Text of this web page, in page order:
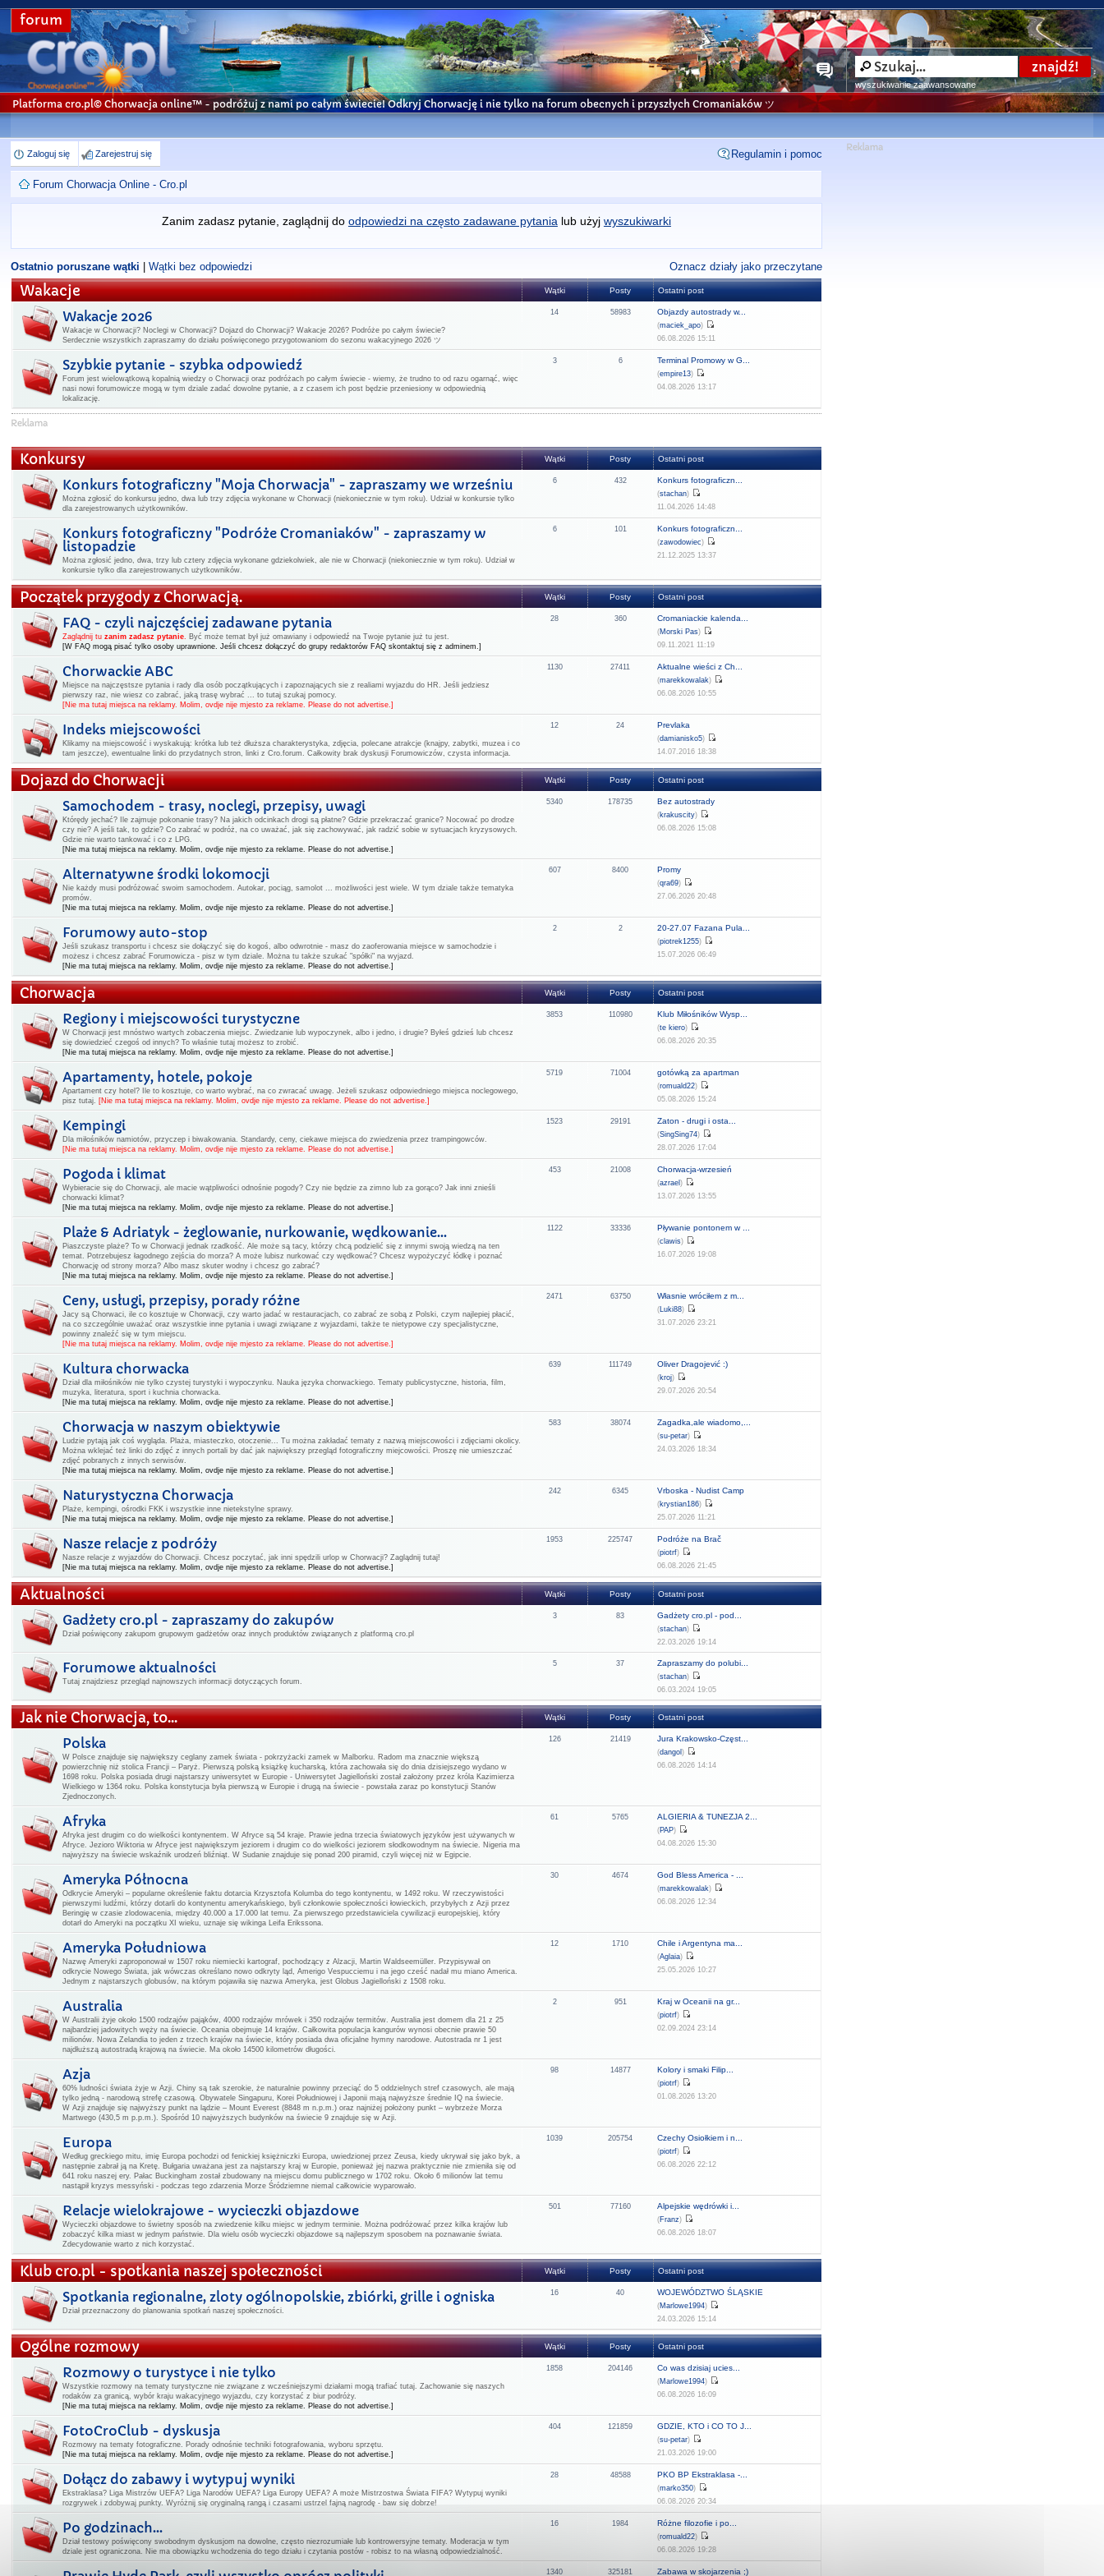
forum
wyszukiwanie zaawansowane
Platforma cro.pl© Chorwacja online™ - podróżuj z nami po całym świecie! Odkryj Chorwację i nie tylko na forum obecnych i przyszłych Cromaniaków ツ
Zaloguj się Zarejestruj się Regulamin i pomoc
Forum Chorwacja Online - Cro.pl
Zanim zadasz pytanie, zaglądnij do odpowiedzi na często zadawane pytania lub użyj wyszukiwarki
Ostatnio poruszane wątki |Wątki bez odpowiedzi Oznacz działy jako przeczytane
Wakacje Wątki Posty Ostatni post
Wakacje 2026
Wakacje w Chorwacji? Noclegi w Chorwacji? Dojazd do Chorwacji? Wakacje 2026? Podróże po całym świecie?
Serdecznie wszystkich zapraszamy do działu poświęconego przygotowaniom do sezonu wakacyjnego 2026 ツ
14 58983 Objazdy autostrady w...
(maciek_apo)
06.08.2026 15:11
Szybkie pytanie - szybka odpowiedź
Forum jest wielowątkową kopalnią wiedzy o Chorwacji oraz podróżach po całym świecie - wiemy, że trudno to od razu ogarnąć, więc
nasi nowi forumowicze mogą w tym dziale zadać dowolne pytanie, a z czasem ich post będzie przeniesiony w odpowiednią
lokalizację.
3 6 Terminal Promowy w G...
(empire13)
04.08.2026 13:17
Konkursy Wątki Posty Ostatni post
Konkurs fotograficzny "Moja Chorwacja" - zapraszamy we wrześniu
Można zgłosić do konkursu jedno, dwa lub trzy zdjęcia wykonane w Chorwacji (niekoniecznie w tym roku). Udział w konkursie tylko
dla zarejestrowanych użytkowników.
6 432 Konkurs fotograficzn...
(stachan)
11.04.2026 14:48
Konkurs fotograficzny "Podróże Cromaniaków" - zapraszamy w
listopadzie
Można zgłosić jedno, dwa, trzy lub cztery zdjęcia wykonane gdziekolwiek, ale nie w Chorwacji (niekoniecznie w tym roku). Udział w
konkursie tylko dla zarejestrowanych użytkowników.
6 101 Konkurs fotograficzn...
(zawodowiec)
21.12.2025 13:37
Początek przygody z Chorwacją. Wątki Posty Ostatni post
FAQ - czyli najczęściej zadawane pytania
Zaglądnij tuzanim zadasz pytanie. Być może temat był już omawiany i odpowiedź na Twoje pytanie już tu jest.
[W FAQ mogą pisać tylko osoby uprawnione. Jeśli chcesz dołączyć do grupy redaktorów FAQ skontaktuj się z adminem.]
28 360 Cromaniackie kalenda...
(Morski Pas)
09.11.2021 11:19
Chorwackie ABC
Miejsce na najczęstsze pytania i rady dla osób początkujących i zapoznających sie z realiami wyjazdu do HR. Jeśli jedziesz
pierwszy raz, nie wiesz co zabrać, jaką trasę wybrać ... to tutaj szukaj pomocy.
[Nie ma tutaj miejsca na reklamy. Molim, ovdje nije mjesto za reklame. Please do not advertise.]
1130 27411 Aktualne wieści z Ch...
(marekkowalak)
06.08.2026 10:55
Indeks miejscowości
Klikamy na miejscowość i wyskakują: krótka lub też dłuższa charakterystyka, zdjęcia, polecane atrakcje (knajpy, zabytki, muzea i co
tam jeszcze), ewentualne linki do przydatnych stron, linki z Cro.forum. Całkowity brak dyskusji Forumowiczów, czysta informacja.
12 24 Prevlaka
(damianisko5)
14.07.2016 18:38
Dojazd do Chorwacji Wątki Posty Ostatni post
Samochodem - trasy, noclegi, przepisy, uwagi
Którędy jechać? Ile zajmuje pokonanie trasy? Na jakich odcinkach drogi są płatne? Gdzie przekraczać granice? Nocować po drodze
czy nie? A jeśli tak, to gdzie? Co zabrać w podróż, na co uważać, jak się zachowywać, jak radzić sobie w sytuacjach kryzysowych.
Gdzie nie warto tankować i co z LPG.
[Nie ma tutaj miejsca na reklamy. Molim, ovdje nije mjesto za reklame. Please do not advertise.]
5340 178735 Bez autostrady
(krakuscity)
06.08.2026 15:08
Alternatywne środki lokomocji
Nie każdy musi podróżować swoim samochodem. Autokar, pociąg, samolot ... możliwości jest wiele. W tym dziale także tematyka
promów.
[Nie ma tutaj miejsca na reklamy. Molim, ovdje nije mjesto za reklame. Please do not advertise.]
607 8400 Promy
(qra69)
27.06.2026 20:48
Forumowy auto-stop
Jeśli szukasz transportu i chcesz sie dołączyć się do kogoś, albo odwrotnie - masz do zaoferowania miejsce w samochodzie i
możesz i chcesz zabrać Forumowicza - pisz w tym dziale. Można tu także szukać "spółki" na wyjazd.
[Nie ma tutaj miejsca na reklamy. Molim, ovdje nije mjesto za reklame. Please do not advertise.]
2 2 20-27.07 Fazana Pula...
(piotrek1255)
15.07.2026 06:49
Chorwacja Wątki Posty Ostatni post
Regiony i miejscowości turystyczne
W Chorwacji jest mnóstwo wartych zobaczenia miejsc. Zwiedzanie lub wypoczynek, albo i jedno, i drugie? Byłeś gdzieś lub chcesz
się dowiedzieć czegoś od innych? To właśnie tutaj możesz to zrobić.
[Nie ma tutaj miejsca na reklamy. Molim, ovdje nije mjesto za reklame. Please do not advertise.]
3853 110980 Klub Miłośników Wysp...
(te kiero)
06.08.2026 20:35
Apartamenty, hotele, pokoje
Apartament czy hotel? Ile to kosztuje, co warto wybrać, na co zwracać uwagę. Jeżeli szukasz odpowiedniego miejsca noclegowego,
pisz tutaj. [Nie ma tutaj miejsca na reklamy. Molim, ovdje nije mjesto za reklame. Please do not advertise.]
5719 71004 gotówką za apartman
(romuald22)
05.08.2026 15:24
Kempingi
Dla miłośników namiotów, przyczep i biwakowania. Standardy, ceny, ciekawe miejsca do zwiedzenia przez trampingowców.
[Nie ma tutaj miejsca na reklamy. Molim, ovdje nije mjesto za reklame. Please do not advertise.]
1523 29191 Zaton - drugi i osta...
(SingSing74)
28.07.2026 17:04
Pogoda i klimat
Wybieracie się do Chorwacji, ale macie wątpliwości odnośnie pogody? Czy nie będzie za zimno lub za gorąco? Jak inni znieśli
chorwacki klimat?
[Nie ma tutaj miejsca na reklamy. Molim, ovdje nije mjesto za reklame. Please do not advertise.]
453 21008 Chorwacja-wrzesień
(azrael)
13.07.2026 13:55
Plaże & Adriatyk - żeglowanie, nurkowanie, wędkowanie...
Piaszczyste plaże? To w Chorwacji jednak rzadkość. Ale może są tacy, którzy chcą podzielić się z innymi swoją wiedzą na ten
temat. Potrzebujesz łagodnego zejścia do morza? A może lubisz nurkować czy wędkować? Chcesz wypożyczyć łódkę i poznać
Chorwację od strony morza? Albo masz skuter wodny i chcesz go zabrać?
[Nie ma tutaj miejsca na reklamy. Molim, ovdje nije mjesto za reklame. Please do not advertise.]
1122 33336 Pływanie pontonem w ...
(clawis)
16.07.2026 19:08
Ceny, usługi, przepisy, porady różne
Jacy są Chorwaci, ile co kosztuje w Chorwacji, czy warto jadać w restauracjach, co zabrać ze sobą z Polski, czym najlepiej płacić,
na co szczególnie uważać oraz wszystkie inne pytania i uwagi związane z wyjazdami, także te nietypowe czy specjalistyczne,
powinny znaleźć się w tym miejscu.
[Nie ma tutaj miejsca na reklamy. Molim, ovdje nije mjesto za reklame. Please do not advertise.]
2471 63750 Własnie wróciłem z m...
(Luki88)
31.07.2026 23:21
Kultura chorwacka
Dział dla miłośników nie tylko czystej turystyki i wypoczynku. Nauka języka chorwackiego. Tematy publicystyczne, historia, film,
muzyka, literatura, sport i kuchnia chorwacka.
[Nie ma tutaj miejsca na reklamy. Molim, ovdje nije mjesto za reklame. Please do not advertise.]
639 111749 Oliver Dragojević :)
(kroj)
29.07.2026 20:54
Chorwacja w naszym obiektywie
Ludzie pytają jak coś wygląda. Plaża, miasteczko, otoczenie... Tu można zakładać tematy z nazwą miejscowości i zdjęciami okolicy.
Można wklejać też linki do zdjęć z innych portali by dać jak największy przegląd fotograficzny miejcowości. Proszę nie umieszczać
zdjęć pobranych z innych serwisów.
[Nie ma tutaj miejsca na reklamy. Molim, ovdje nije mjesto za reklame. Please do not advertise.]
583 38074 Zagadka,ale wiadomo,...
(su-petar)
24.03.2026 18:34
Naturystyczna Chorwacja
Plaże, kempingi, ośrodki FKK i wszystkie inne nietekstylne sprawy.
[Nie ma tutaj miejsca na reklamy. Molim, ovdje nije mjesto za reklame. Please do not advertise.]
242 6345 Vrboska - Nudist Camp
(krystian186)
25.07.2026 11:21
Nasze relacje z podróży
Nasze relacje z wyjazdów do Chorwacji. Chcesz poczytać, jak inni spędzili urlop w Chorwacji? Zaglądnij tutaj!
[Nie ma tutaj miejsca na reklamy. Molim, ovdje nije mjesto za reklame. Please do not advertise.]
1953 225747 Podróże na Brač
(piotrf)
06.08.2026 21:45
Aktualności Wątki Posty Ostatni post
Gadżety cro.pl - zapraszamy do zakupów
Dział poświęcony zakupom grupowym gadżetów oraz innych produktów związanych z platformą cro.pl
3 83 Gadżety cro.pl - pod...
(stachan)
22.03.2026 19:14
Forumowe aktualności
Tutaj znajdziesz przegląd najnowszych informacji dotyczących forum.
5 37 Zapraszamy do polubi...
(stachan)
06.03.2024 19:05
Jak nie Chorwacja, to... Wątki Posty Ostatni post
Polska
W Polsce znajduje się największy ceglany zamek świata - pokrzyżacki zamek w Malborku. Radom ma znacznie większą
powierzchnię niż stolica Francji – Paryż. Pierwszą polską książkę kucharską, która zachowała się do dnia dzisiejszego wydano w
1698 roku. Polska posiada drugi najstarszy uniwersytet w Europie - Uniwersytet Jagielloński został założony przez króla Kazimierza
Wielkiego w 1364 roku. Polska konstytucja była pierwszą w Europie i drugą na świecie - powstała zaraz po konstytucji Stanów
Zjednoczonych.
126 21419 Jura Krakowsko-Częst...
(dangol)
06.08.2026 14:14
Afryka
Afryka jest drugim co do wielkości kontynentem. W Afryce są 54 kraje. Prawie jedna trzecia światowych języków jest używanych w
Afryce. Jezioro Wiktoria w Afryce jest największym jeziorem i drugim co do wielkości jeziorem słodkowodnym na świecie. Nigeria ma
najwyższy na świecie wskaźnik urodzeń bliźniąt. W Sudanie znajduje się ponad 200 piramid, czyli więcej niż w Egipcie.
61 5765 ALGIERIA & TUNEZJA 2...
(PAP)
04.08.2026 15:30
Ameryka Północna
Odkrycie Ameryki – popularne określenie faktu dotarcia Krzysztofa Kolumba do tego kontynentu, w 1492 roku. W rzeczywistości
pierwszymi ludźmi, którzy dotarli do kontynentu amerykańskiego, byli członkowie społeczności łowieckich, przybyłych z Azji przez
Beringię w czasie zlodowacenia, między 40.000 a 17.000 lat temu. Za pierwszego przedstawiciela cywilizacji europejskiej, który
dotarł do Ameryki na początku XI wieku, uznaje się wikinga Leifa Erikssona.
30 4674 God Bless America - ...
(marekkowalak)
06.08.2026 12:34
Ameryka Południowa
Nazwę Ameryki zaproponował w 1507 roku niemiecki kartograf, pochodzący z Alzacji, Martin Waldseemüller. Przypisywał on
odkrycie Nowego Świata, jak wówczas określano nowo odkryty ląd, Amerigo Vespucciemu i na jego cześć nadał mu miano America.
Jednym z najstarszych globusów, na którym pojawiła się nazwa Ameryka, jest Globus Jagielloński z 1508 roku.
12 1710 Chile i Argentyna ma...
(Aglaia)
25.05.2026 10:27
Australia
W Australii żyje około 1500 rodzajów pająków, 4000 rodzajów mrówek i 350 rodzajów termitów. Australia jest domem dla 21 z 25
najbardziej jadowitych węży na świecie. Oceania obejmuje 14 krajów. Całkowita populacja kangurów wynosi obecnie prawie 50
milionów. Nowa Zelandia to jeden z trzech krajów na świecie, który posiada dwa oficjalne hymny narodowe. Autostrada nr 1 jest
najdłuższą autostradą krajową na świecie. Ma około 14500 kilometrów długości.
2 951 Kraj w Oceanii na gr...
(piotrf)
02.09.2024 23:14
Azja
60% ludności świata żyje w Azji. Chiny są tak szerokie, że naturalnie powinny przeciąć do 5 oddzielnych stref czasowych, ale mają
tylko jedną - narodową strefę czasową. Obywatele Singapuru, Korei Południowej i Japonii mają najwyższe średnie IQ na świecie.
W Azji znajduje się najwyższy punkt na lądzie – Mount Everest (8848 m n.p.m.) oraz najniżej położony punkt – wybrzeże Morza
Martwego (430,5 m p.p.m.). Spośród 10 najwyższych budynków na świecie 9 znajduje się w Azji.
98 14877 Kolory i smaki Filip...
(piotrf)
01.08.2026 13:20
Europa
Według greckiego mitu, imię Europa pochodzi od fenickiej księżniczki Europa, uwiedzionej przez Zeusa, kiedy ukrywał się jako byk, a
następnie zabrał ją na Kretę. Bułgaria uważana jest za najstarszy kraj w Europie, ponieważ jej nazwa praktycznie nie zmieniła się od
641 roku naszej ery. Pałac Buckingham został zbudowany na miejscu domu publicznego w 1702 roku. Około 6 milionów lat temu
nastąpił kryzys messyński - podczas tego zdarzenia Morze Śródziemne niemal całkowicie wyparowało.
1039 205754 Czechy Osiołkiem i n...
(piotrf)
06.08.2026 22:12
Relacje wielokrajowe - wycieczki objazdowe
Wycieczki objazdowe to świetny sposób na zwiedzenie kilku miejsc w jednym terminie. Można podróżować przez kilka krajów lub
zobaczyć kilka miast w jednym państwie. Dla wielu osób wycieczki objazdowe są najlepszym sposobem na poznawanie świata.
Zdecydowanie warto z nich korzystać.
501 77160 Alpejskie wędrówki i...
(Franz)
06.08.2026 18:07
Klub cro.pl - spotkania naszej społeczności Wątki Posty Ostatni post
Spotkania regionalne, zloty ogólnopolskie, zbiórki, grille i ogniska
Dział przeznaczony do planowania spotkań naszej społeczności.
16 40 WOJEWÓDZTWO ŚLĄSKIE
(Marlowe1994)
24.03.2026 15:14
Ogólne rozmowy Wątki Posty Ostatni post
Rozmowy o turystyce i nie tylko
Wszystkie rozmowy na tematy turystyczne nie związane z wcześniejszymi działami mogą trafiać tutaj. Zachowanie się naszych
rodaków za granicą, wybór kraju wakacyjnego wyjazdu, czy korzystać z biur podróży.
[Nie ma tutaj miejsca na reklamy. Molim, ovdje nije mjesto za reklame. Please do not advertise.]
1858 204146 Co was dzisiaj ucies...
(Marlowe1994)
06.08.2026 16:09
FotoCroClub - dyskusja
Rozmowy na tematy fotograficzne. Porady odnośnie techniki fotografowania, wyboru sprzętu.
[Nie ma tutaj miejsca na reklamy. Molim, ovdje nije mjesto za reklame. Please do not advertise.]
404 121859 GDZIE, KTO i CO TO J...
(su-petar)
21.03.2026 19:00
Dołącz do zabawy i wytypuj wyniki
Ekstraklasa? Liga Mistrzów UEFA? Liga Narodów UEFA? Liga Europy UEFA? A może Mistrzostwa Świata FIFA? Wytypuj wyniki
rozgrywek i zdobywaj punkty. Wyróżnij się oryginalną rangą i czasami ustrzel fajną nagrodę - baw się dobrze!
28 48588 PKO BP Ekstraklasa -...
(marko350)
06.08.2026 20:34
Po godzinach...
Dział testowy poświęcony swobodnym dyskusjom na dowolne, często niezrozumiałe lub kontrowersyjne tematy. Moderacja w tym
dziale jest ograniczona. Nie ma obowiązku wchodzenia do tego działu i czytania postów - robisz to na własną odpowiedzialność.
16 1984 Różne filozofie i po...
(romuald22)
06.08.2026 19:28
1340 325181 Zabawa w skojarzenia ;)